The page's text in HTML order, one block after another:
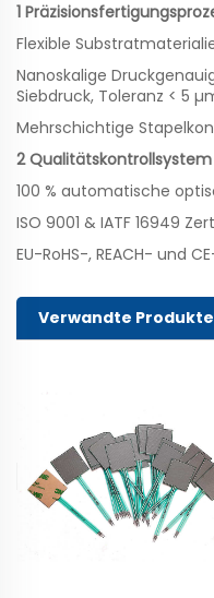
1
Flexible
Nanoskalige
Siebdruck, Toleranz < 5
Mehrschichtige
2 Qualitätskontrollsystem
100 % automatische
ISO 9001 & IATF 16949
EU-RoHS-, REACH- und
Verwandte Produkte